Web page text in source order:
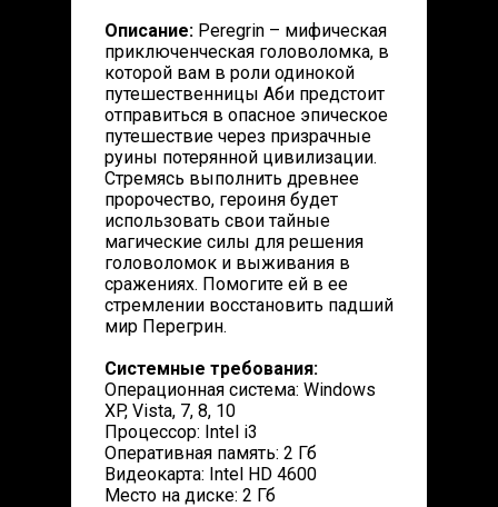
Описание: Peregrin – мифическая
приключенческая головоломка, в
которой вам в роли одинокой
путешественницы Аби предстоит
отправиться в опасное эпическое
путешествие через призрачные
руины потерянной цивилизации.
Стремясь выполнить древнее
пророчество, героиня будет
использовать свои тайные
магические силы для решения
головоломок и выживания в
сражениях. Помогите ей в ее
стремлении восстановить падший
мир Перегрин.
Системные требования:
Операционная система: Windows
XP, Vista, 7, 8, 10
Процессор: Intel i3
Оперативная память: 2 Гб
Видеокарта: Intel HD 4600
Место на диске: 2 Гб